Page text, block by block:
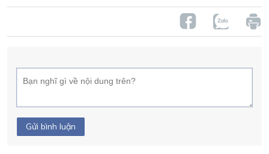
Gửi bình luận